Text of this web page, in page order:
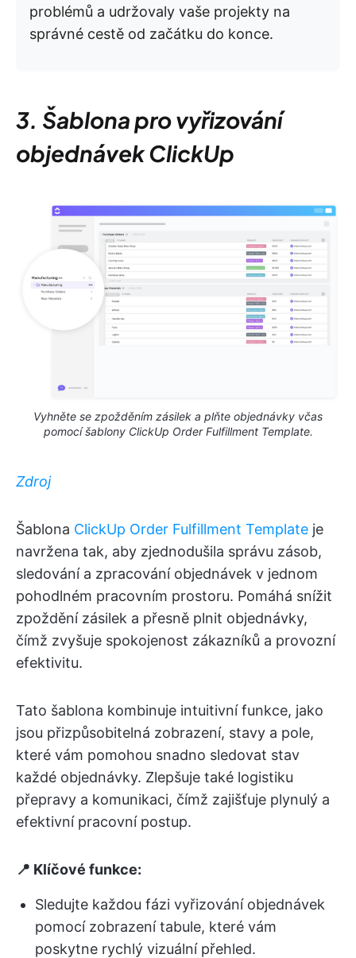
problémů a udržovaly vaše projekty na
správné cestě od začátku do konce.
3. Šablona pro vyřizování
objednávek ClickUp
Vyhněte se zpožděním zásilek a plňte objednávky včas
pomocí šablony ClickUp Order Fulfillment Template.
Zdroj
Šablona ClickUp Order Fulfillment Template je
navržena tak, aby zjednodušila správu zásob,
sledování a zpracování objednávek v jednom
pohodlném pracovním prostoru. Pomáhá snížit
zpoždění zásilek a přesně plnit objednávky,
čímž zvyšuje spokojenost zákazníků a provozní
efektivitu.
Tato šablona kombinuje intuitivní funkce, jako
jsou přizpůsobitelná zobrazení, stavy a pole,
které vám pomohou snadno sledovat stav
každé objednávky. Zlepšuje také logistiku
přepravy a komunikaci, čímž zajišťuje plynulý a
efektivní pracovní postup.
📍 Klíčové funkce:
Sledujte každou fázi vyřizování objednávek
pomocí zobrazení tabule, které vám
poskytne rychlý vizuální přehled.